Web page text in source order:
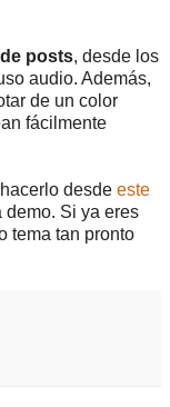
posts, desde los
audio. Además,
de un color
fácilmente
desde este
demo. Si ya eres
tema tan pronto